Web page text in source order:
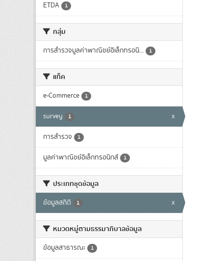
ETDA 1
กลุ่ม
การสำรวจมูลค่าพาณิชย์อิเล็กทรอนิ... 1
แท็ค
e-Commerce 1
survey 1 x
การสำรวจ 1
มูลค่าพาณิชย์อิเล็กทรอนิกส์ 1
ประเภทชุดข้อมูล
ข้อมูลสถิติ 1 x
หมวดหมู่ตามธรรมาภิบาลข้อมูล
ข้อมูลสาธารณะ 1